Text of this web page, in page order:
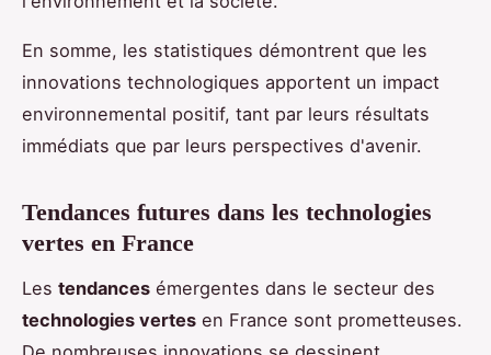
En somme, les statistiques démontrent que les
innovations technologiques apportent un impact
environnemental positif, tant par leurs résultats
immédiats que par leurs perspectives d'avenir.
Tendances futures dans les technologies
vertes en France
Les tendances émergentes dans le secteur des
technologies vertes en France sont prometteuses.